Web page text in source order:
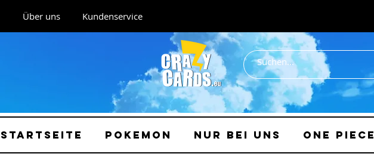
Über uns Kundenservice
Startseite Pokemon Nur bei uns One Piece